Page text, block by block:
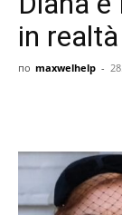
in
по maxwelhelp -